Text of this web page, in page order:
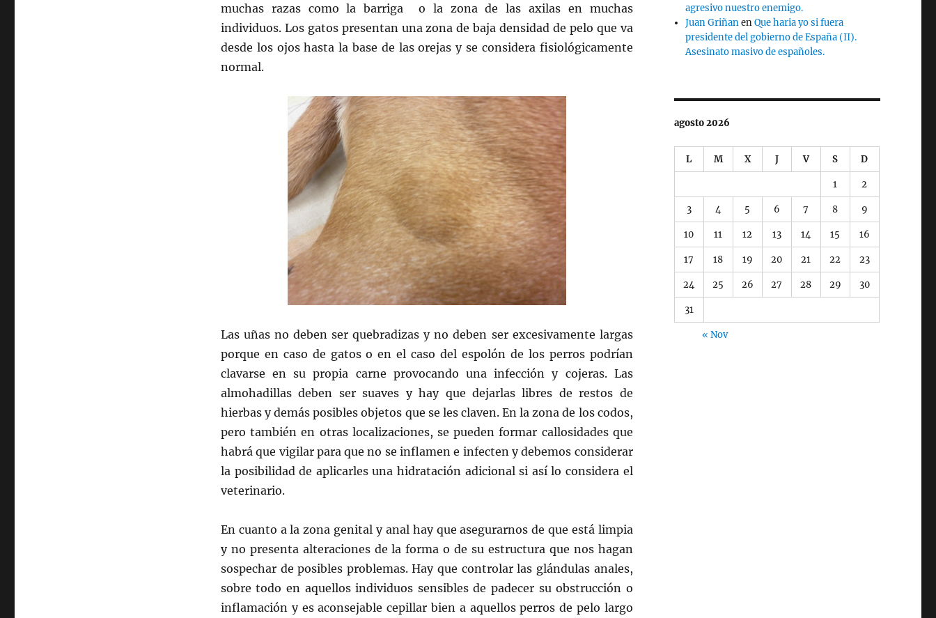
muchas razas como la barriga o la zona de las axilas en muchas
individuos. Los gatos presentan una zona de baja densidad de pelo que va
desde los ojos hasta la base de las orejas y se considera fisiológicamente
normal.
Las uñas no deben ser quebradizas y no deben ser excesivamente largas
porque en caso de gatos o en el caso del espolón de los perros podrían
clavarse en su propia carne provocando una infección y cojeras. Las
almohadillas deben ser suaves y hay que dejarlas libres de restos de
hierbas y demás posibles objetos que se les claven. En la zona de los codos,
pero también en otras localizaciones, se pueden formar callosidades que
habrá que vigilar para que no se inflamen e infecten y debemos considerar
la posibilidad de aplicarles una hidratación adicional si así lo considera el
veterinario.
En cuanto a la zona genital y anal hay que asegurarnos de que está limpia
y no presenta alteraciones de la forma o de su estructura que nos hagan
sospechar de posibles problemas. Hay que controlar las glándulas anales,
sobre todo en aquellos individuos sensibles de padecer su obstrucción o
inflamación y es aconsejable cepillar bien a aquellos perros de pelo largo
agresivo nuestro enemigo.
Juan GriñanenQue haria yo si fuera
presidente del gobierno de España (II).
Asesinato masivo de españoles.
agosto 2026
L M X J V S D
1 2
3 4 5 6 7 8 9
10 11 12 13 14 15 16
17 18 19 20 21 22 23
24 25 26 27 28 29 30
31
« Nov